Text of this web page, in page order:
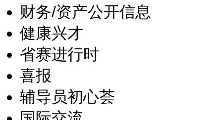
财务/资产公开信息
健康兴才
省赛进行时
喜报
辅导员初心荟